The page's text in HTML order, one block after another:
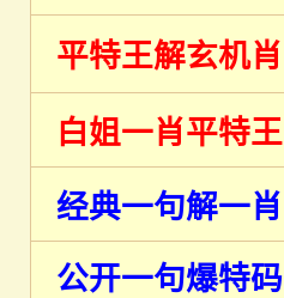
平特王解玄机肖
白姐一肖平特王
经典一句解一肖
公开一句爆特码